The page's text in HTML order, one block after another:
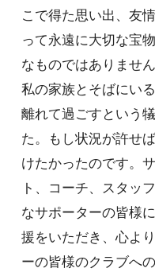
こで得た思い出、友
って永遠に大切な宝
なものではありませ
私の家族とそばにい
離れて過ごすという
た。もし状況が許せ
けたかったのです。
ト、コーチ、スタッ
なサポーターの皆様
援をいただき、心よ
ーの皆様のクラブへ